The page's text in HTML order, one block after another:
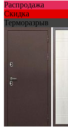
Распродажа
Скидка
Терморазрыв